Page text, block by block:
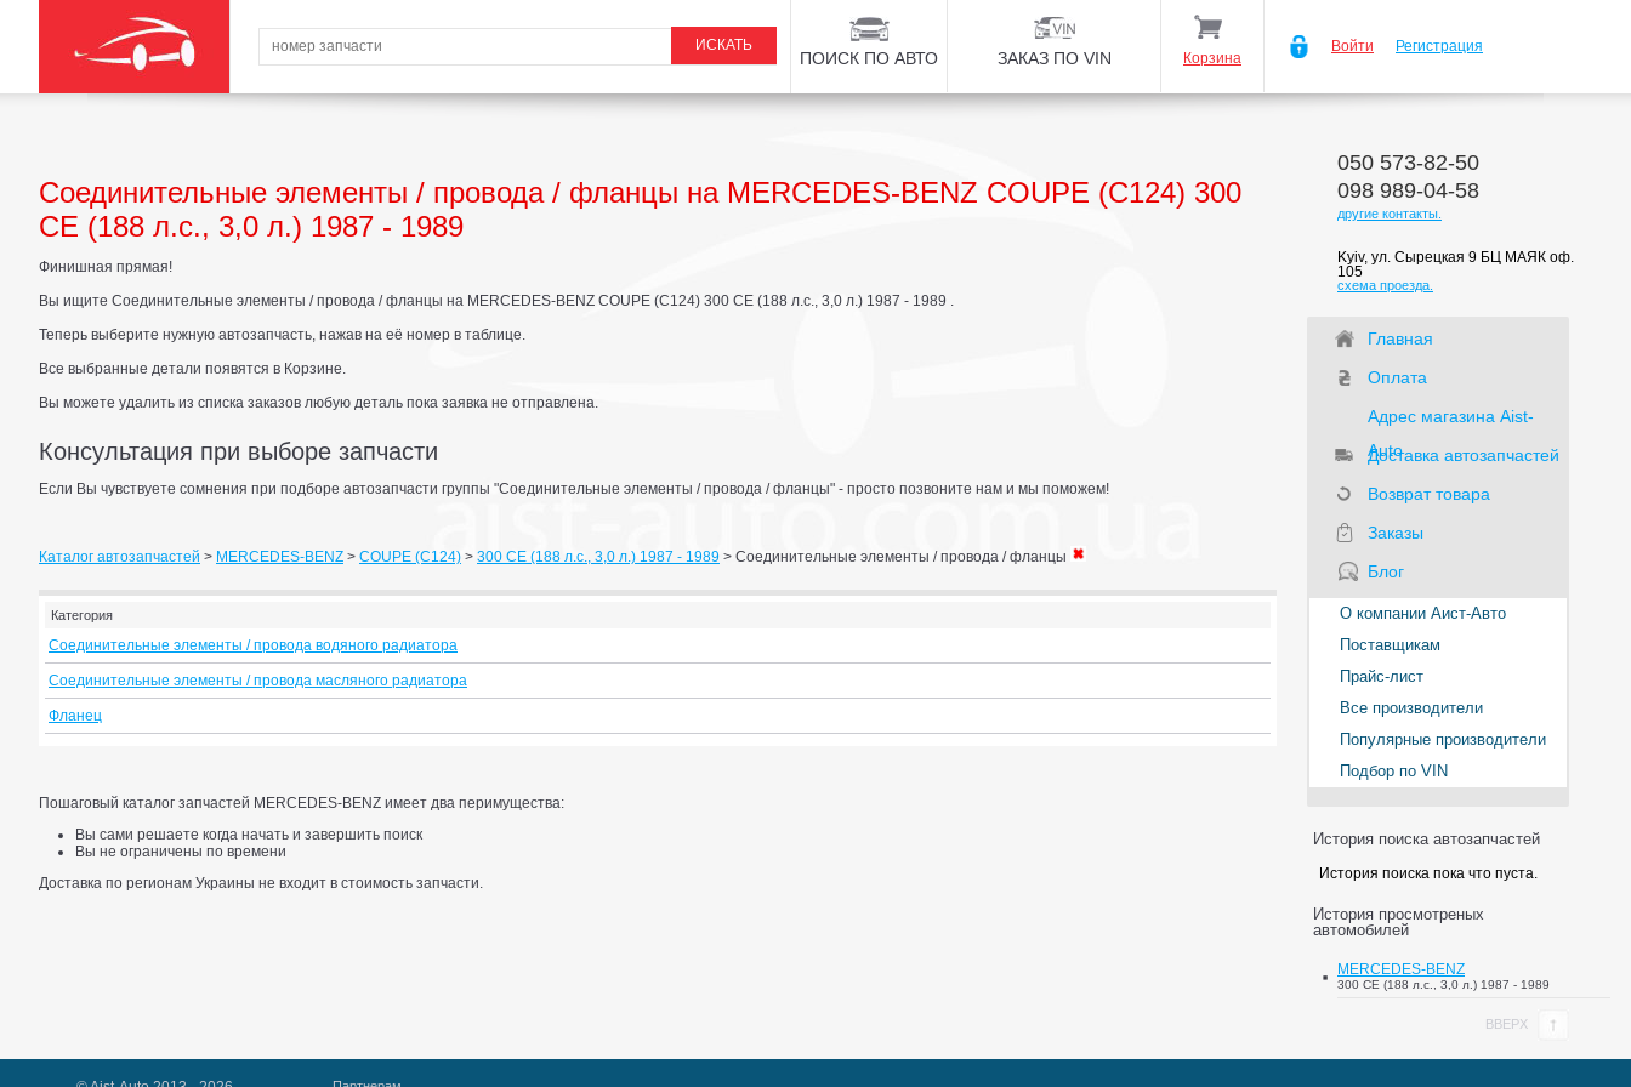
ПОИСК ПО АВТО ЗАКАЗ ПО VIN Корзина
Войти Регистрация
Соединительные элементы / провода / фланцы на MERCEDES-BENZ COUPE (C124) 300
CE (188 л.с., 3,0 л.) 1987 - 1989
Финишная прямая!
Вы ищите Соединительные элементы / провода / фланцы на MERCEDES-BENZ COUPE (C124) 300 CE (188 л.с., 3,0 л.) 1987 - 1989 .
Теперь выберите нужную автозапчасть, нажав на её номер в таблице.
Все выбранные детали появятся в Корзине.
Вы можете удалить из списка заказов любую деталь пока заявка не отправлена.
Консультация при выборе запчасти
Если Вы чувствуете сомнения при подборе автозапчасти группы "Соединительные элементы / провода / фланцы" - просто позвоните нам и мы поможем!
Каталог автозапчастей > MERCEDES-BENZ > COUPE (C124) > 300 CE (188 л.с., 3,0 л.) 1987 - 1989 > Соединительные элементы / провода / фланцы
Категория
Соединительные элементы / провода водяного радиатора
Соединительные элементы / провода масляного радиатора
Фланец
Пошаговый каталог запчастей MERCEDES-BENZ имеет два перимущества:
Вы сами решаете когда начать и завершить поиск
Вы не ограничены по времени
Доставка по регионам Украины не входит в стоимость запчасти.
050 573-82-50
098 989-04-58
другие контакты.
Kyiv, ул. Сырецкая 9 БЦ МАЯК оф.
105
схема проезда.
Главная
Оплата
Адрес магазина Aist-
Auto
Доставка автозапчастей
Возврат товара
Заказы
Блог
О компании Аист-Авто
Поставщикам
Прайс-лист
Все производители
Популярные производители
Подбор по VIN
История поиска автозапчастей
История поиска пока что пуста.
История просмотреных
автомобилей
MERCEDES-BENZ
COUPE (C124)
300 CE (188 л.с., 3,0 л.) 1987 - 1989
ВВЕРХ